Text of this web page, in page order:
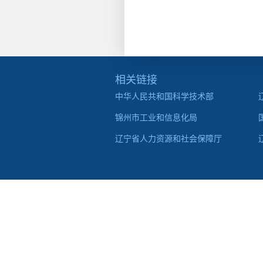
相关链接
中华人民共和国科学技术部
锦州市工业和信息化局
辽宁省人力资源和社会保障厅